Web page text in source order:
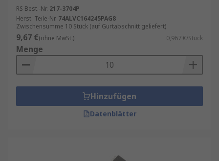
RS Best.-Nr. 217-3704P
Herst. Teile-Nr. 74ALVC164245PAG8
Zwischensumme 10 Stück (auf Gurtabschnitt geliefert)
9,67 €(ohne MwSt.) 0,967 €/Stück
Menge
Hinzufügen
Datenblätter